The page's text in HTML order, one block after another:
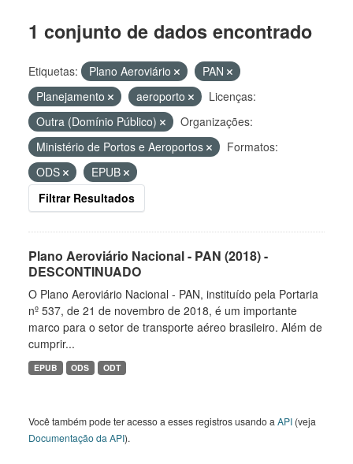
1 conjunto de dados encontrado
Etiquetas: Plano Aeroviário
PAN
Planejamento
aeroporto
Licenças:
Outra (Domínio Público)
Organizações:
Ministério de Portos e Aeroportos
Formatos:
ODS
EPUB
Filtrar Resultados
Plano Aeroviário Nacional - PAN (2018) -
DESCONTINUADO
O Plano Aeroviário Nacional - PAN, instituído pela Portaria
nº 537, de 21 de novembro de 2018, é um importante
marco para o setor de transporte aéreo brasileiro. Além de
cumprir...
EPUB ODS ODT
Você também pode ter acesso a esses registros usando a API (veja
Documentação da API).